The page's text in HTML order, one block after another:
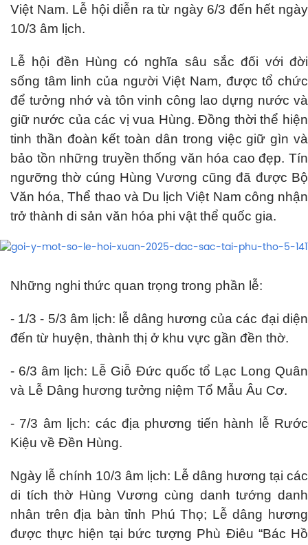
Việt Nam. Lễ hội diễn ra từ ngày 6/3 đến hết ngày
10/3 âm lịch.
Lễ hội đền Hùng có nghĩa sâu sắc đối với đời
sống tâm linh của người Việt Nam, được tổ chức
để tưởng nhớ và tôn vinh công lao dựng nước và
giữ nước của các vị vua Hùng. Đồng thời thể hiện
tinh thần đoàn kết toàn dân trong việc giữ gìn và
bảo tồn những truyền thống văn hóa cao đẹp. Tín
ngưỡng thờ cúng Hùng Vương cũng đã được Bộ
Văn hóa, Thể thao và Du lịch Việt Nam công nhận
trở thành di sản văn hóa phi vật thể quốc gia.
Những nghi thức quan trọng trong phần lễ:
- 1/3 - 5/3 âm lịch: lễ dâng hương của các đại diện
đến từ huyện, thành thị ở khu vực gần đền thờ.
- 6/3 âm lịch: Lễ Giỗ Đức quốc tổ Lạc Long Quân
và Lễ Dâng hương tưởng niệm Tổ Mẫu Âu Cơ.
- 7/3 âm lịch: các địa phương tiến hành lễ Rước
Kiệu về Đền Hùng.
Ngày lễ chính 10/3 âm lịch: Lễ dâng hương tại các
di tích thờ Hùng Vương cùng danh tướng danh
nhân trên địa bàn tỉnh Phú Thọ; Lễ dâng hương
được thực hiện tại bức tượng Phù Điêu “Bác Hồ